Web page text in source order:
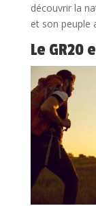
découvrir la
et son peuple
Le GR20